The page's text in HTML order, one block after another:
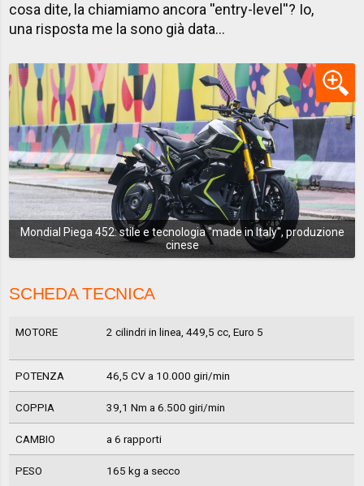
cosa dite, la chiamiamo ancora ''entry-level''? Io,
una risposta me la sono già data...
Mondial Piega 452: stile e tecnologia ''made in Italy'', produzione
cinese
SCHEDA TECNICA
MOTORE 2 cilindri in linea, 449,5 cc, Euro 5
POTENZA 46,5 CV a 10.000 giri/min
COPPIA 39,1 Nm a 6.500 giri/min
CAMBIO a 6 rapporti
PESO 165 kg a secco